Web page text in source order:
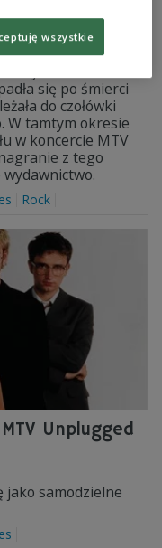
się po śmierci
do czołówki
W tamtym okresie
w koncercie MTV
z tego
Rock
Unplugged
jako samodzielne
wszystkie